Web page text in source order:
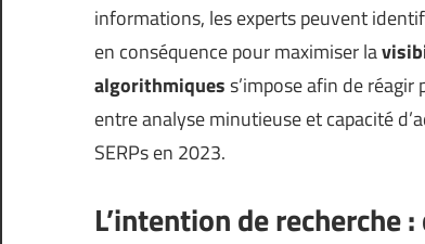
informations, les experts peuvent
en conséquence pour maximiser la
algorithmiquess’impose afin de
entre analyse minutieuse et capacité
SERPs en 2023.
L’intention de recherche